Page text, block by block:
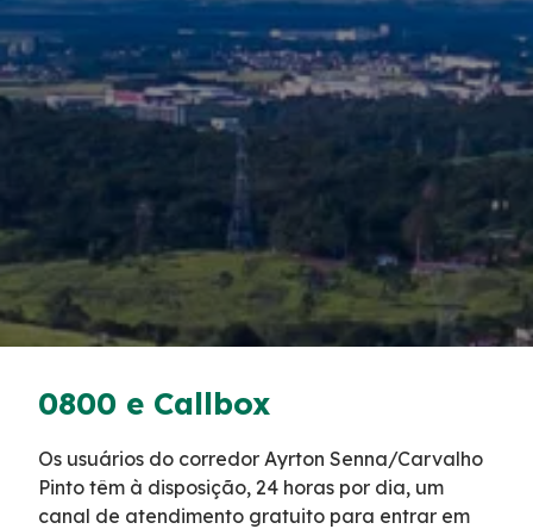
Tarifas de Pedágio
Inspeção de Tráfego
Socorro Médico
Cargas Especiais
0800 e Callbox
Os usuários do corredor Ayrton Senna/Carvalho
Pinto têm à disposição, 24 horas por dia, um
canal de atendimento gratuito para entrar em